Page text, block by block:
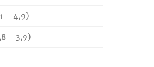
- 4,9)
- 3,9)